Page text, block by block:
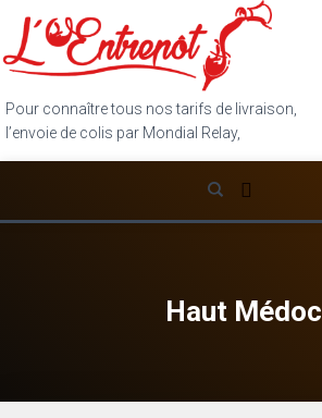
Pour connaître tous nos tarifs de livraison,
l’envoie de colis par Mondial Relay,
Haut Médoc